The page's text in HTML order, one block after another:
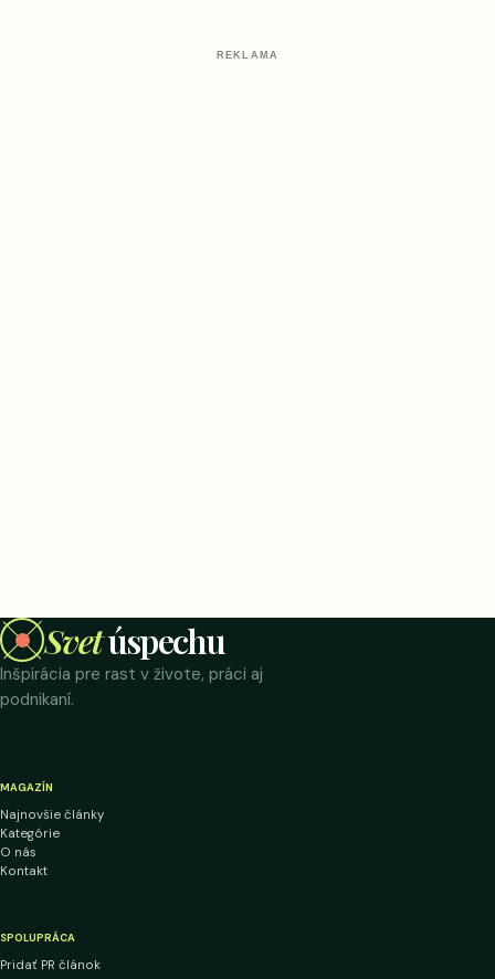
REKLAMA
Svetúspechu
Inšpirácia pre rast v živote, práci aj
podnikaní.
MAGAZÍN
Najnovšie články
Kategórie
O nás
Kontakt
SPOLUPRÁCA
Pridať PR článok